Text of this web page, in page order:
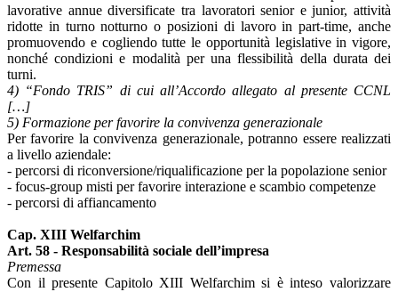
lavorative annue diversificate tra lavoratori senior e junior, attività
ridotte in turno notturno o posizioni di lavoro in part-time, anche
promuovendo e cogliendo tutte le opportunità legislative in vigore,
nonché condizioni e modalità per una flessibilità della durata dei
turni.
4) “Fondo TRIS” di cui all’Accordo allegato al presente CCNL
[…]
5) Formazione per favorire la convivenza generazionale
Per favorire la convivenza generazionale, potranno essere realizzati
a livello aziendale:
- percorsi di riconversione/riqualificazione per la popolazione senior
- focus-group misti per favorire interazione e scambio competenze
- percorsi di affiancamento
Cap. XIII Welfarchim
Art. 58 - Responsabilità sociale dell’impresa
Premessa
Con il presente Capitolo XIII Welfarchim si è inteso valorizzare